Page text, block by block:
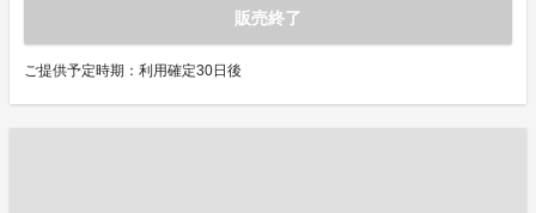
販売終了
ご提供予定時期：利用確定30日後